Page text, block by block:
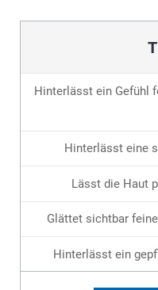
Hinterlässt ein Gefühl
Hinterlässt eine
Lässt die Haut
Glättet sichtbar
Hinterlässt ein